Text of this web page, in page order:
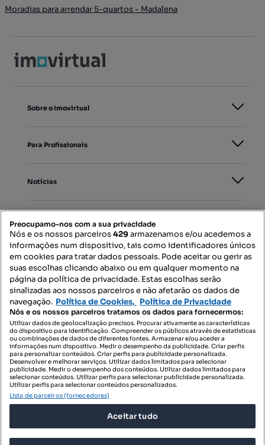
Moradias para arrendar 5-quartos - Madalena
Sobre o Imovirtual
Para Profissionais
Notícias
Mapa do Site
Contacte-nos
SIGA-NOS:
DESCARREGAR NA:
Preocupamo-nos com a sua privacidade
Nós e os nossos parceiros429armazenamos e/ou acedemos a
informações num dispositivo, tais como identificadores únicos
em cookies para tratar dados pessoais. Pode aceitar ou gerir as
suas escolhas clicando abaixo ou em qualquer momento na
página da política de privacidade. Estas escolhas serão
sinalizadas aos nossos parceiros e não afetarão os dados de
navegação. Política de Cookies, Política de Privacidade
Nós e os nossos parceiros tratamos os dados para fornecermos:
Utilizar dados de geolocalização precisos. Procurar ativamente as características
do dispositivo para identificação. Compreender os públicos através de estatísticas
ou combinações de dados de diferentes fontes. Armazenar e/ou aceder a
informações num dispositivo. Medir o desempenho da publicidade. Criar perfis
para personalizar conteúdos. Criar perfis para publicidade personalizada.
Desenvolver e melhorar serviços. Utilizar dados limitados para selecionar
publicidade. Medir o desempenho dos conteúdos. Utilizar dados limitados para
selecionar conteúdos. Utilizar perfis para selecionar publicidade personalizada.
Utilizar perfis para selecionar conteúdos personalizados.
Lista de parceiros (fornecedores)
Aceitar tudo